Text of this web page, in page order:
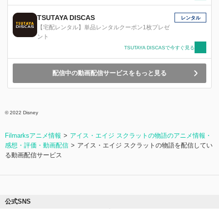
心する。会社がつぶれたので、下宿屋を始めると
娘たちに宣言。これはすべてドゥリョンのお芝居
。娘に家庭の温かさを教え、花婿候補を見つけて
あげようと奮闘するが...
TSUTAYA DISCAS
【宅配レンタル】単品レンタルクーポン1枚プレゼ
ント
レンタル
TSUTAYA DISCASで今すぐ見る
配信中の動画配信サービスをもっと見る
© 2022 Disney
Filmarksアニメ情報
アイス・エイジ スクラットの物語のアニメ情報・
感想・評価・動画配信
アイス・エイジ スクラットの物語を配信してい
る動画配信サービス
公式SNS